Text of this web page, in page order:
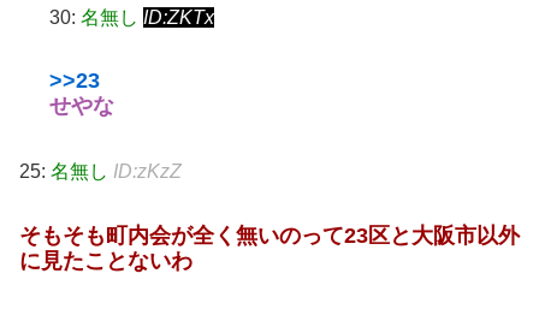
30: 名無し ID:ZKTx
>>23
せやな
25: 名無し ID:zKzZ
そもそも町内会が全く無いのって23区と大阪市以外
に見たことないわ